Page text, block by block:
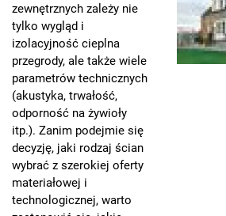
zewnętrznych zależy nie
tylko wygląd i
izolacyjność cieplna
przegrody, ale także wiele
parametrów technicznych
(akustyka, trwałość,
odporność na żywioły
itp.). Zanim podejmie się
decyzję, jaki rodzaj ścian
wybrać z szerokiej oferty
materiałowej i
technologicznej, warto